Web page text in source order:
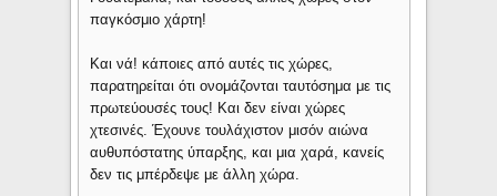
παγκόσμιο χάρτη!
Και νά! κάποιες από αυτές τις χώρες,
παρατηρείται ότι ονομάζονται ταυτόσημα με τις
πρωτεύουσές τους! Και δεν είναι χώρες
χτεσινές. Έχουνε τουλάχιστον μισόν αιώνα
αυθυπόστατης ύπαρξης, και μια χαρά, κανείς
δεν τις μπέρδεψε με άλλη χώρα.